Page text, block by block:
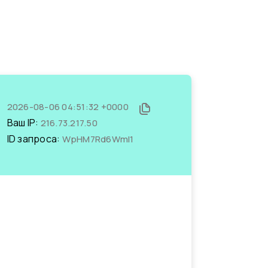
2026-08-06 04:51:32 +0000
Ваш IP: 216.73.217.50
ID запроса: WpHM7Rd6WmI1